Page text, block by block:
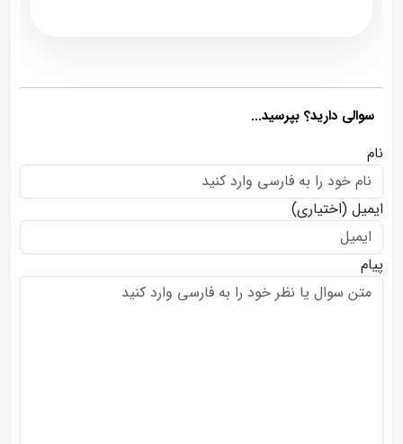
سوالی دارید؟ بپرسید...
نام
ایمیل (اختیاری)
پیام